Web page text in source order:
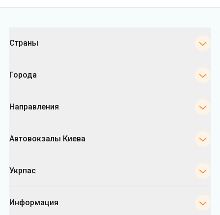
Страны
Города
Направления
Автовокзалы Киева
Укрпас
Информация